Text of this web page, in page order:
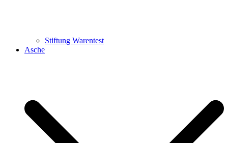
Stiftung Warentest
Asche